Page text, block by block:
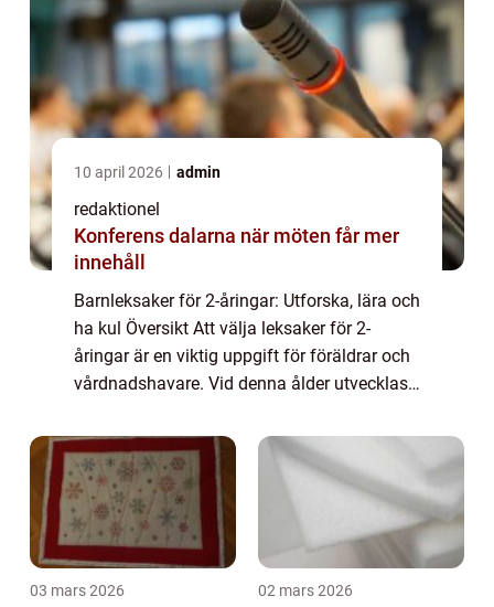
10 april 2026 admin
redaktionel
Konferens dalarna när möten får mer
innehåll
Barnleksaker för 2-åringar: Utforska, lära och
ha kul Översikt Att välja leksaker för 2-
åringar är en viktig uppgift för föräldrar och
vårdnadshavare. Vid denna ålder utvecklas
färdigheter snabbt. Leksaker spel...
03 mars 2026 02 mars 2026